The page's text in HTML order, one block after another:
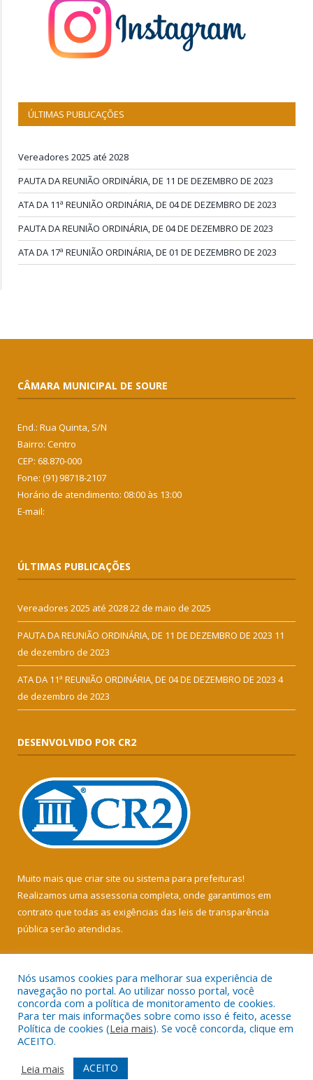
ÚLTIMAS PUBLICAÇÕES
Vereadores 2025 até 2028
PAUTA DA REUNIÃO ORDINÁRIA, DE 11 DE DEZEMBRO DE 2023
ATA DA 11ª REUNIÃO ORDINÁRIA, DE 04 DE DEZEMBRO DE 2023
PAUTA DA REUNIÃO ORDINÁRIA, DE 04 DE DEZEMBRO DE 2023
ATA DA 17ª REUNIÃO ORDINÁRIA, DE 01 DE DEZEMBRO DE 2023
CÂMARA MUNICIPAL DE SOURE
End.: Rua Quinta, S/N
Bairro: Centro
CEP: 68.870-000
Fone: (91) 98718-2107
Horário de atendimento: 08:00 às 13:00
E-mail:
ÚLTIMAS PUBLICAÇÕES
Vereadores 2025 até 202822 de maio de 2025
PAUTA DA REUNIÃO ORDINÁRIA, DE 11 DE DEZEMBRO DE 2023 11
de dezembro de 2023
ATA DA 11ª REUNIÃO ORDINÁRIA, DE 04 DE DEZEMBRO DE 2023 4
de dezembro de 2023
DESENVOLVIDO POR CR2
Muito mais que criar site ou sistema para prefeituras!
Realizamos uma assessoria completa, onde garantimos em
contrato que todas as exigências das leis de transparência
pública serão atendidas.
Todos os direitos reservados a Câmara Municipal de Soure.
Mapa do Site
Acessar Área Administrativa
Nós usamos cookies para melhorar sua experiência de
navegação no portal. Ao utilizar nosso portal, você
concorda com a política de monitoramento de cookies.
Para ter mais informações sobre como isso é feito, acesse
Política de cookies (Leia mais). Se você concorda, clique em
ACEITO.
Leia mais
ACEITO